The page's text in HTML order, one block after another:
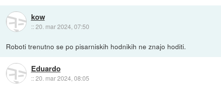
kow
::20. mar 2024, 07:50
Roboti trenutno se po pisarniskih hodnikih ne znajo hoditi.
Eduardo
::20. mar 2024, 08:05